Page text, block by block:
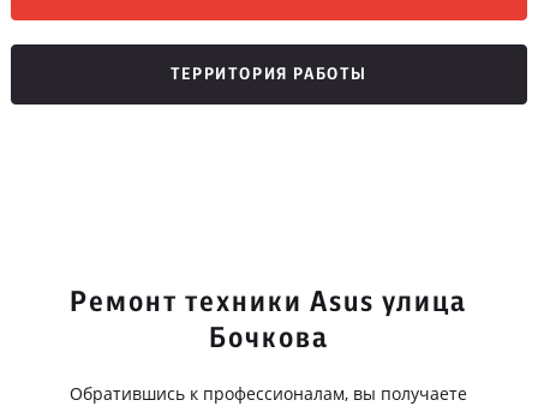
ТЕРРИТОРИЯ РАБОТЫ
Ремонт техники Asus улица
Бочкова
Обратившись к профессионалам, вы получаете